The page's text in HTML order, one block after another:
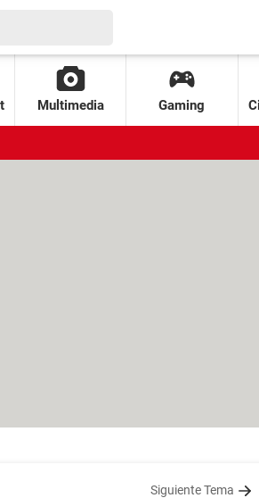
Multimedia Gaming
Siguiente Tema